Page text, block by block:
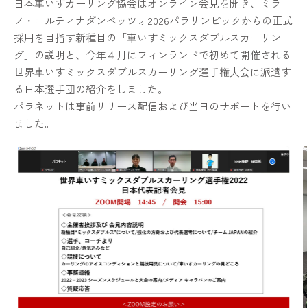
日本車いすカーリング協会はオンライン会見を開き、ミラ
ノ・コルティナダンペッツォ2026パラリンピックからの正式
採用を目指す新種目の「車いすミックスダブルスカーリン
グ」の説明と、今年４月にフィンランドで初めて開催される
世界車いすミックスダブルスカーリング選手権大会に派遣す
る日本選手団の紹介をしました。
パラネットは事前リリース配信および当日のサポートを行い
ました。